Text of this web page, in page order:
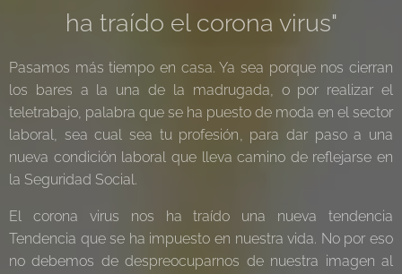
ha traído el corona virus"
Pasamos más tiempo en casa. Ya sea porque nos cierran
los bares a la una de la madrugada, o por realizar el
teletrabajo, palabra que se ha puesto de moda en el sector
laboral, sea cual sea tu profesión, para dar paso a una
nueva condición laboral que lleva camino de reflejarse en
la Seguridad Social.
El corona virus nos ha traído una nueva tendencia
Tendencia que se ha impuesto en nuestra vida. No por eso
no debemos de despreocuparnos de nuestra imagen al